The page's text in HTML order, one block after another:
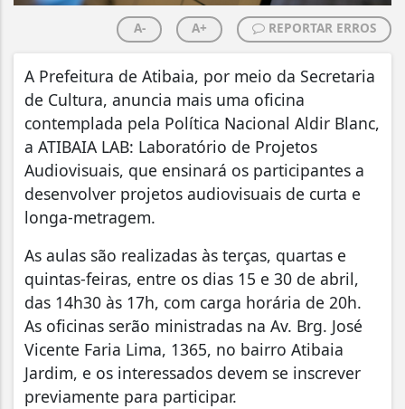
A- A+ REPORTAR ERROS
A Prefeitura de Atibaia, por meio da Secretaria
de Cultura, anuncia mais uma oficina
contemplada pela Política Nacional Aldir Blanc,
a ATIBAIA LAB: Laboratório de Projetos
Audiovisuais, que ensinará os participantes a
desenvolver projetos audiovisuais de curta e
longa-metragem.
As aulas são realizadas às terças, quartas e
quintas-feiras, entre os dias 15 e 30 de abril,
das 14h30 às 17h, com carga horária de 20h.
As oficinas serão ministradas na Av. Brg. José
Vicente Faria Lima, 1365, no bairro Atibaia
Jardim, e os interessados devem se inscrever
previamente para participar.